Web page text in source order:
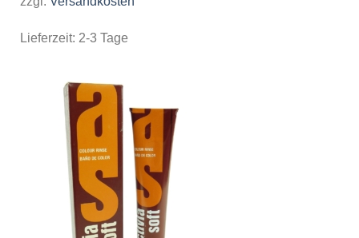
Lieferzeit: 2-3 Tage